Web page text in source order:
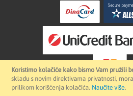
Koristimo kolačiće kako bismo Vam pružili
skladu s novim direktivama privatnosti,
prilikom korišćenja kolačića. Naučite više.